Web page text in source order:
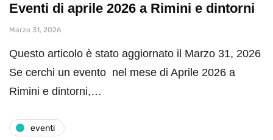
Eventi di aprile 2026 a Rimini e dintorni
Marzo 31, 2026
Questo articolo è stato aggiornato il Marzo 31, 2026
Se cerchi un evento nel mese di Aprile 2026 a
Rimini e dintorni,…
eventi